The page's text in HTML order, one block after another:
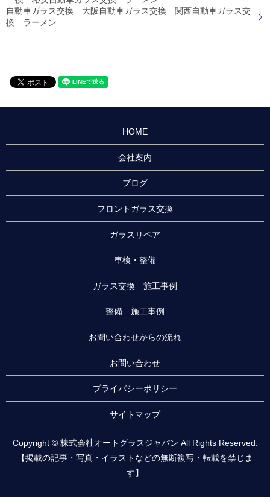
自動車ガラス交換 大阪自動車ガラス交換 関西自動車ガラス交
換 ラーメン
HOME
会社案内
ブログ
フロントガラス交換
ガラスリペア
車検・整備
ガラス交換 施工事例
整備 施工事例
お問い合わせからの流れ
お問い合わせ
プライバシーポリシー
サイトマップ
Copyright © 株式会社オートグラスジャパン All Rights Reserved.
【掲載の記事・写真・イラストなどの無断複写・転載を禁じま
す】